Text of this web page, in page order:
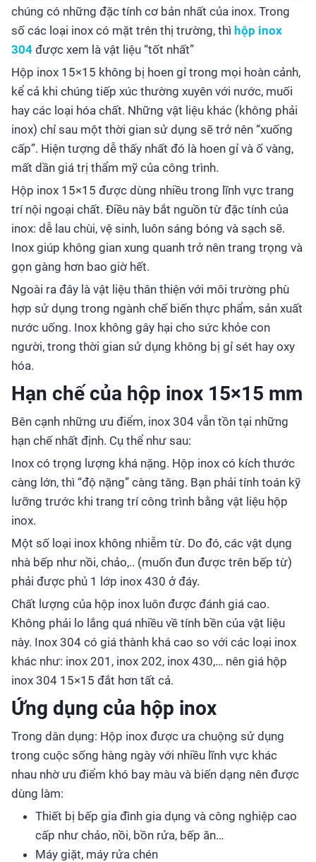
chúng có những đặc tính cơ bản nhất của inox. Trong
số các loại inox có mặt trên thị trường, thì hộp inox
304 được xem là vật liệu “tốt nhất”
Hộp inox 15×15 không bị hoen gỉ trong mọi hoàn cảnh,
kể cả khi chúng tiếp xúc thường xuyên với nước, muối
hay các loại hóa chất. Những vật liệu khác (không phải
inox) chỉ sau một thời gian sử dụng sẽ trở nên “xuống
cấp”. Hiện tượng dễ thấy nhất đó là hoen gỉ và ố vàng,
mất dần giá trị thẩm mỹ của công trình.
Hộp inox 15×15 được dùng nhiều trong lĩnh vực trang
trí nội ngoại chất. Điều này bắt nguồn từ đặc tính của
inox: dễ lau chùi, vệ sinh, luôn sáng bóng và sạch sẽ.
Inox giúp không gian xung quanh trở nên trang trọng và
gọn gàng hơn bao giờ hết.
Ngoài ra đây là vật liệu thân thiện với môi trường phù
hợp sử dụng trong ngành chế biến thực phẩm, sản xuất
nước uống. Inox không gây hại cho sức khỏe con
người, trong thời gian sử dụng không bị gỉ sét hay oxy
hóa.
Hạn chế của hộp inox 15×15 mm
Bên cạnh những ưu điểm, inox 304 vẫn tồn tại những
hạn chế nhất định. Cụ thể như sau:
Inox có trọng lượng khá nặng. Hộp inox có kích thước
càng lớn, thì “độ nặng” càng tăng. Bạn phải tính toán kỹ
lưỡng trước khi trang trí công trình bằng vật liệu hộp
inox.
Một số loại inox không nhiễm từ. Do đó, các vật dụng
nhà bếp như nồi, chảo,.. (muốn đun được trên bếp từ)
phải được phủ 1 lớp inox 430 ở đáy.
Chất lượng của hộp inox luôn được đánh giá cao.
Không phải lo lắng quá nhiều về tính bền của vật liệu
này. Inox 304 có giá thành khá cao so với các loại inox
khác như: inox 201, inox 202, inox 430,… nên giá hộp
inox 304 15×15 đắt hơn tất cả.
Ứng dụng của hộp inox
Trong dân dụng: Hộp inox được ưa chuộng sử dụng
trong cuộc sống hàng ngày với nhiều lĩnh vực khác
nhau nhờ ưu điểm khó bay màu và biến dạng nên được
dùng làm:
Thiết bị bếp gia đình gia dụng và công nghiệp cao
cấp như chảo, nồi, bồn rửa, bếp ăn…
Máy giặt, máy rửa chén